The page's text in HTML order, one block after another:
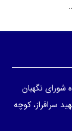
نگهبان
سرافراز، کوچه